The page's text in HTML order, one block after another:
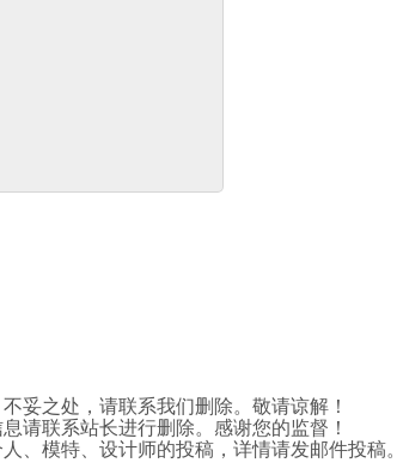
妥之处，请联系我们删除。敬请谅解！
请联系站长进行删除。感谢您的监督！
、模特、设计师的投稿，详情请发邮件投稿。